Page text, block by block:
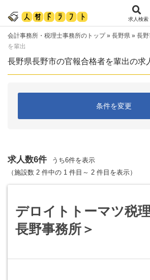
求人検索
会計事務所・税理士事務所のトップ» 長野県 » 長
を輩出
長野県長野市の官報合格者を輩出の求
条件を変更
求人数6件
うち6件を表示
（施設数 2 件中の 1 件目～ 2 件目を表示）
デロイトトーマツ税
長野事務所＞